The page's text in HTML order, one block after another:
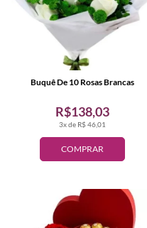
COMPRAR
3x de R$ 46,01
R$138,03
Buquê De 10 Rosas Brancas